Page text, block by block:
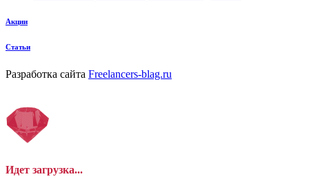
Акции
Статьи
Разработка сайта Freelancers-blag.ru
Идет загрузка...